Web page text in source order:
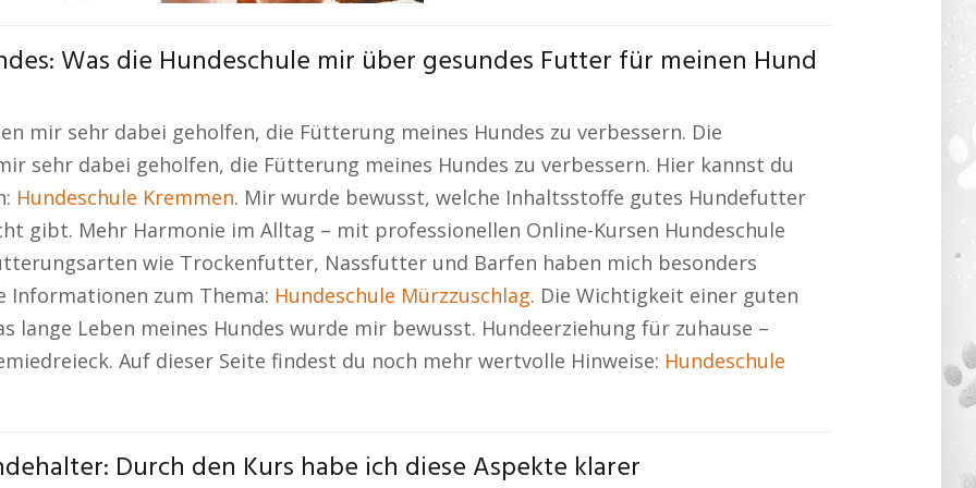
Was die Hundeschule mir über gesundes Futter für meinen Hund
mir sehr dabei geholfen, die Fütterung meines Hundes zu verbessern. Die
sehr dabei geholfen, die Fütterung meines Hundes zu verbessern. Hier kannst du
Hundeschule Kremmen. Mir wurde bewusst, welche Inhaltsstoffe gutes Hundefutter
gibt. Mehr Harmonie im Alltag – mit professionellen Online-Kursen Hundeschule
wie Trockenfutter, Nassfutter und Barfen haben mich besonders
zum Thema: Hundeschule Mürzzuschlag. Die Wichtigkeit einer guten
lange Leben meines Hundes wurde mir bewusst. Hundeerziehung für zuhause –
Auf dieser Seite findest du noch mehr wertvolle Hinweise: Hundeschule
Durch den Kurs habe ich diese Aspekte klarer